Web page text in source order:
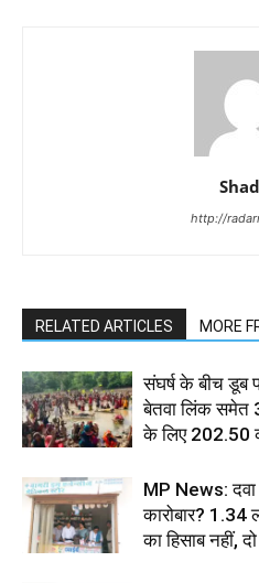
http://
RELATED ARTICLES MORE
संघर्ष के बीच डूब
बेतवा लिंक समेत
के लिए 202.50
MP News:
कारोबार?
का हिसाब नहीं,